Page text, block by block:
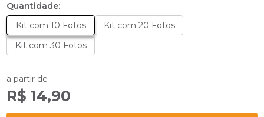
Quantidade:
Kit com 10 Fotos
Kit com 20 Fotos
Kit com 30 Fotos
a partir de
R$ 14,90